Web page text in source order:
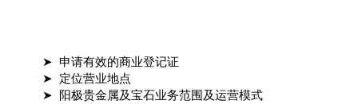
➤ 申请有效的商业登记证
➤ 定位营业地点
➤ 阳极贵金属及宝石业务范围及运营模式